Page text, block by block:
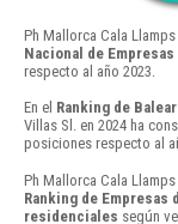
Ph Mallorca Cala
Nacional de Empresas
respecto al año 2023.
En el Ranking de
Villas Sl. en 2024 ha
posiciones respecto al
Ph Mallorca Cala
Ranking de
residenciales según